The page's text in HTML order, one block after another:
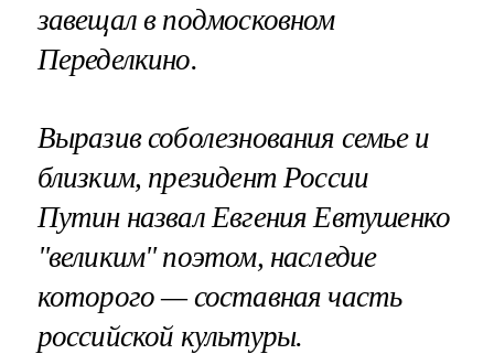
завещал в подмосковном
Переделкино.
Выразив соболезнования семье и
близким, президент России
Путин назвал Евгения Евтушенко
"великим" поэтом, наследие
которого — составная часть
российской культуры.